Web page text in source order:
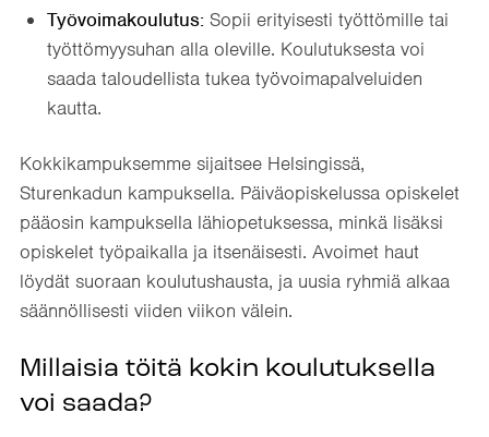
Työvoimakoulutus: Sopii erityisesti työttömille tai
työttömyysuhan alla oleville. Koulutuksesta voi
saada taloudellista tukea työvoimapalveluiden
kautta.
Kokkikampuksemme sijaitsee Helsingissä,
Sturenkadun kampuksella. Päiväopiskelussa opiskelet
pääosin kampuksella lähiopetuksessa, minkä lisäksi
opiskelet työpaikalla ja itsenäisesti. Avoimet haut
löydät suoraan koulutushausta, ja uusia ryhmiä alkaa
säännöllisesti viiden viikon välein.
Millaisia töitä kokin koulutuksella
voi saada?